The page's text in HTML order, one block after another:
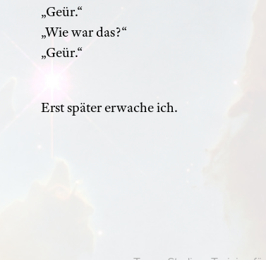
„Geür.“
„Wie war das?“
„Geür.“
Erst später erwache ich.